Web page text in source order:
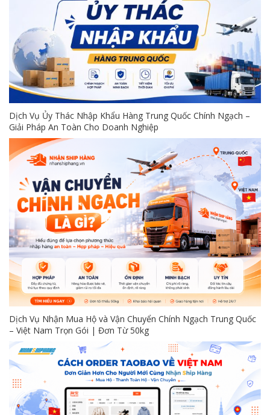
Dịch Vụ Ủy Thác Nhập Khẩu Hàng Trung Quốc Chính Ngạch –
Giải Pháp An Toàn Cho Doanh Nghiệp
Dịch Vụ Nhận Mua Hộ và Vận Chuyển Chính Ngạch Trung Quốc
– Việt Nam Trọn Gói | Đơn Từ 50kg